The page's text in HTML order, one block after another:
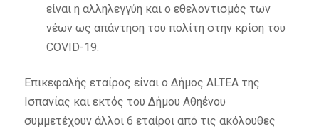
είναι η αλληλεγγύη και ο εθελοντισμός των
νέων ως απάντηση του πολίτη στην κρίση του
COVID-19.
Επικεφαλής εταίρος είναι o Δήμος ALTEA της
Ισπανίας και εκτός του Δήμου Αθηένου
συμμετέχουν άλλοι 6 εταίροι από τις ακόλουθες